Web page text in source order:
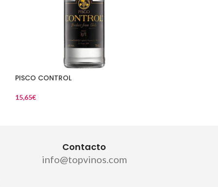
PISCO CONTROL
15,65€
Contacto
info@topvinos.com